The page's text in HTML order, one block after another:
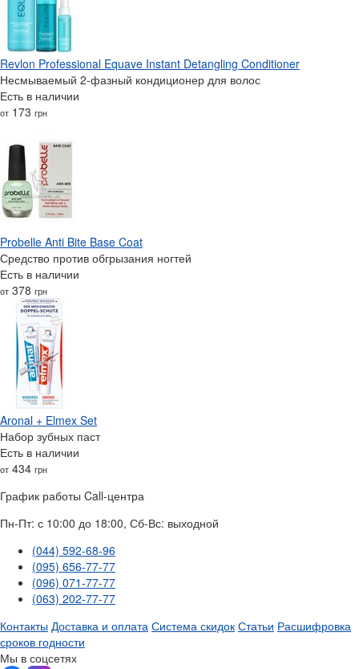
Revlon Professional Equave Instant Detangling Conditioner
Несмываемый 2-фазный кондиционер для волос
Есть в наличии
от 173 грн
Probelle Anti Bite Base Coat
Средство против обгрызания ногтей
Есть в наличии
от 378 грн
Aronal + Elmex Set
Набор зубных паст
Есть в наличии
от 434 грн
График работы Call-центра
Пн-Пт: с 10:00 до 18:00, Сб-Вс: выходной
(044) 592-68-96
(095) 656-77-77
(096) 071-77-77
(063) 202-77-77
Контакты Доставка и оплата Система скидок Статьи Расшифровка
сроков годности
Мы в соцсетях